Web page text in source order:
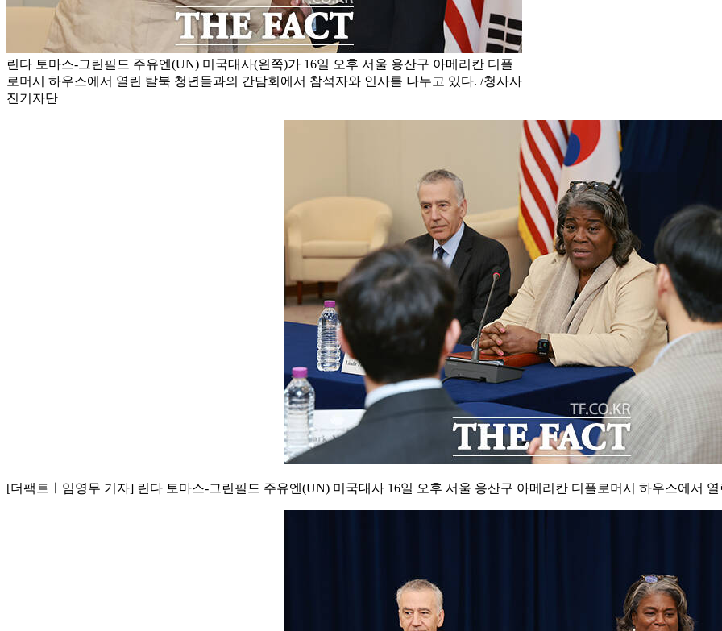
린다 토마스-그린필드 주유엔(UN) 미국대사(왼쪽)가 16일 오후 서울 용산구 아메리칸 디플
로머시 하우스에서 열린 탈북 청년들과의 간담회에서 참석자와 인사를 나누고 있다. /청사사
진기자단
[더팩트ㅣ임영무 기자] 린다 토마스-그린필드 주유엔(UN) 미국대사 16일 오후 서울 용산구 아메리칸 디플로머시 하우스에서